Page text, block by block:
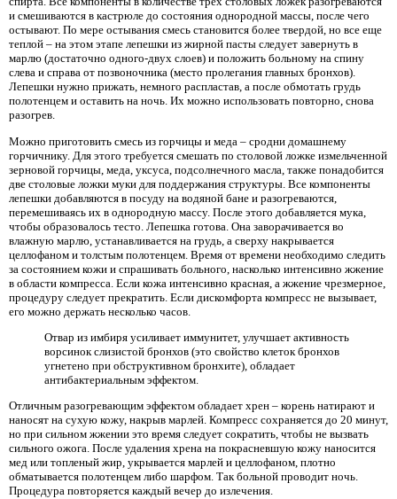
и смешиваются в кастрюле до состояния однородной массы, после чего
остывают. По мере остывания смесь становится более твердой, но все еще
теплой – на этом этапе лепешки из жирной пасты следует завернуть в
марлю (достаточно одного-двух слоев) и положить больному на спину
слева и справа от позвоночника (место пролегания главных бронхов).
Лепешки нужно прижать, немного распластав, а после обмотать грудь
полотенцем и оставить на ночь. Их можно использовать повторно, снова
разогрев.
Можно приготовить смесь из горчицы и меда – сродни домашнему
горчичнику. Для этого требуется смешать по столовой ложке измельченной
зерновой горчицы, меда, уксуса, подсолнечного масла, также понадобится
две столовые ложки муки для поддержания структуры. Все компоненты
лепешки добавляются в посуду на водяной бане и разогреваются,
перемешиваясь их в однородную массу. После этого добавляется мука,
чтобы образовалось тесто. Лепешка готова. Она заворачивается во
влажную марлю, устанавливается на грудь, а сверху накрывается
целлофаном и толстым полотенцем. Время от времени необходимо следить
за состоянием кожи и спрашивать больного, насколько интенсивно жжение
в области компресса. Если кожа интенсивно красная, а жжение чрезмерное,
процедуру следует прекратить. Если дискомфорта компресс не вызывает,
его можно держать несколько часов.
Отвар из имбиря усиливает иммунитет, улучшает активность
ворсинок слизистой бронхов (это свойство клеток бронхов
угнетено при обструктивном бронхите), обладает
антибактериальным эффектом.
Отличным разогревающим эффектом обладает хрен – корень натирают и
наносят на сухую кожу, накрыв марлей. Компресс сохраняется до 20 минут,
но при сильном жжении это время следует сократить, чтобы не вызвать
сильного ожога. После удаления хрена на покрасневшую кожу наносится
мед или топленый жир, укрывается марлей и целлофаном, плотно
обматывается полотенцем либо шарфом. Так больной проводит ночь.
Процедура повторяется каждый вечер до излечения.